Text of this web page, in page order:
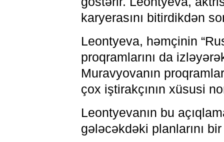
karyerasını bitirdikdən
Leontyeva, həmçinin
proqramlarını da
Muravyovanın
çox iştirakçının xüsusi
Leontyevanın bu
gələcəkdəki planlarını